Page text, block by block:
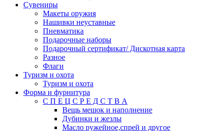
Сувениры
Макеты оружия
Нашивки неуставные
Пневматика
Подарочные наборы
Подарочный сертификат/ Дискотная карта
Разное
Флаги
Туризм и охота
Туризм и охота
Форма и фурнитура
С П Е Ц С Р Е Д С Т В А
Вещь мешок и наполнение
Дубинки и жезлы
Масло ружейное,спрей и другое